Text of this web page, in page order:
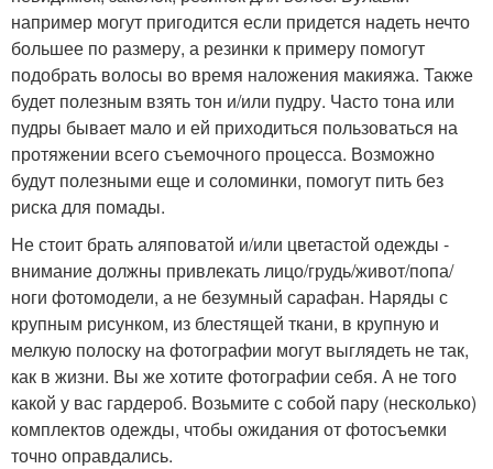
например могут пригодится если придется надеть нечто
большее по размеру, а резинки к примеру помогут
подобрать волосы во время наложения макияжа. Также
будет полезным взять тон и/или пудру. Часто тона или
пудры бывает мало и ей приходиться пользоваться на
протяжении всего съемочного процесса. Возможно
будут полезными еще и соломинки, помогут пить без
риска для помады.
Не стоит брать аляповатой и/или цветастой одежды -
внимание должны привлекать лицо/грудь/живот/попа/
ноги фотомодели, а не безумный сарафан. Наряды с
крупным рисунком, из блестящей ткани, в крупную и
мелкую полоску на фотографии могут выглядеть не так,
как в жизни. Вы же хотите фотографии себя. А не того
какой у вас гардероб. Возьмите с собой пару (несколько)
комплектов одежды, чтобы ожидания от фотосъемки
точно оправдались.